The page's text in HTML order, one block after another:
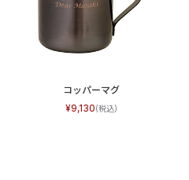
コッパーマグ
9,130